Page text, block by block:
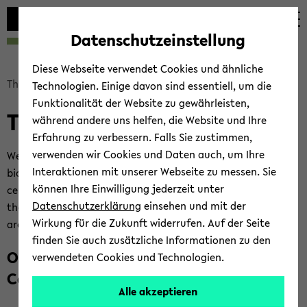
Automatische
vermeiden
skip
main
skip
main
skip
footer
skip
breadcrumb
navigation
to
main
content
Theo­re­ti­cal Bio­lo­gy Tea­ching
Tea­ching
We offer cour­ses in theo­re­ti­cal eco­lo­gy and evo­lu­tio­na­ry
bio­lo­gy. In these clas­ses, we study not only im­portant con­
cepts in eco­lo­gy and evo­lu­ti­on, but also the ba­sics of ma­
the­ma­ti­cal mo­del­ling and sci­en­ti­fic pro­gramming, as these
are more and more be­co­ming key skills in bio­lo­gy.
Our cour­ses in the Elec­tro­nic Cour­se
Ca­ta­lo­gue
Datenschutzeinstellung
Diese Webseite verwendet Cookies und ähnliche
Technologien. Einige davon sind essentiell, um die
Funktionalität der Website zu gewährleisten,
während andere uns helfen, die Website und Ihre
Erfahrung zu verbessern. Falls Sie zustimmen,
verwenden wir Cookies und Daten auch, um Ihre
Interaktionen mit unserer Webseite zu messen. Sie
können Ihre Einwilligung jederzeit unter
Datenschutzerklärung einsehen und mit der
Wirkung für die Zukunft widerrufen. Auf der Seite
finden Sie auch zusätzliche Informationen zu den
verwendeten Cookies und Technologien.
Alle akzeptieren